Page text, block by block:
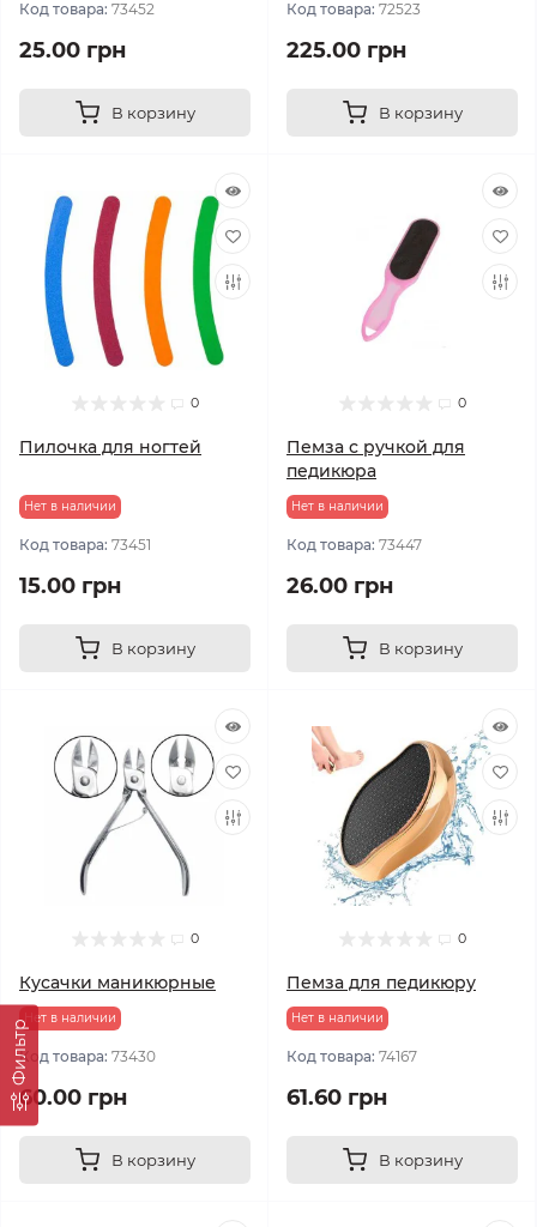
Фильтр
Код товара: 73452
25.00 грн
В корзину
Код товара: 72523
225.00 грн
В корзину
0
Пилочка для ногтей
Нет в наличии
Код товара: 73451
15.00 грн
В корзину
0
Пемза с ручкой для
педикюра
Нет в наличии
Код товара: 73447
26.00 грн
В корзину
0
Кусачки маникюрные
Нет в наличии
Код товара: 73430
60.00 грн
В корзину
0
Пемза для педикюру
Нет в наличии
Код товара: 74167
61.60 грн
В корзину